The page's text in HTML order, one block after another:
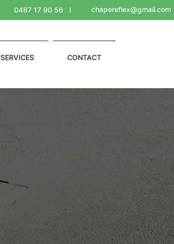
0487 17 90 56 I chapereflex@gmail.com
SERVICES CONTACT
FORMULAIRE DE CONTACT